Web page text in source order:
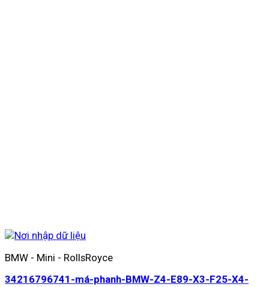
BMW - Mini - RollsRoyce
34216796741-má-phanh-BMW-Z4-E89-X3-F25-X4-